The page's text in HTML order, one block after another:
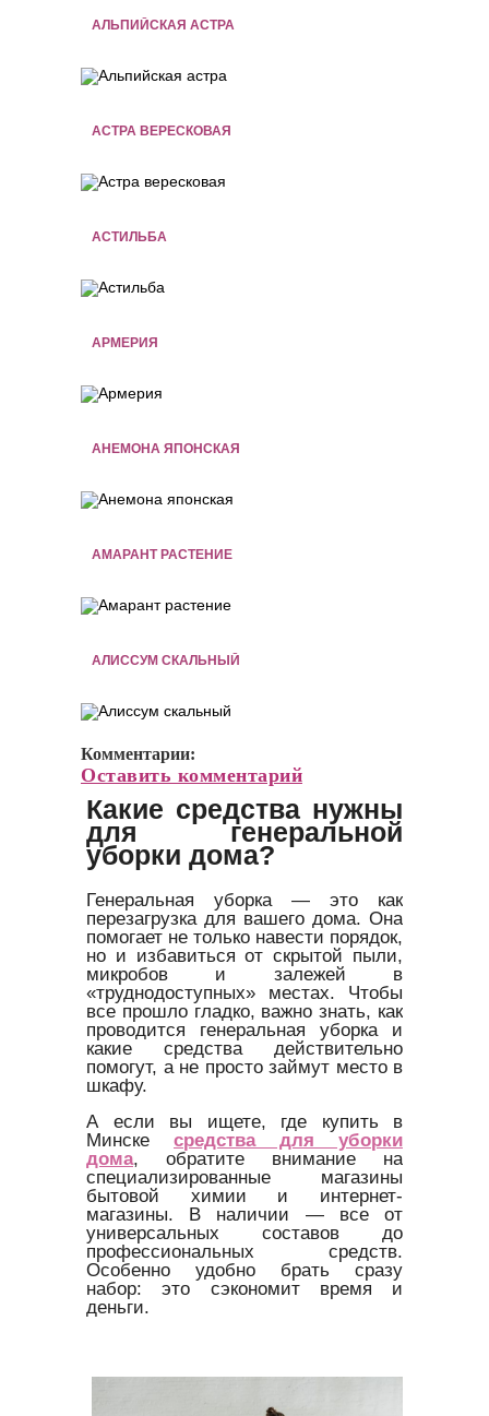
АЛЬПИЙСКАЯ АСТРА
АСТРА ВЕРЕСКОВАЯ
АСТИЛЬБА
АРМЕРИЯ
АНЕМОНА ЯПОНСКАЯ
АМАРАНТ РАСТЕНИЕ
АЛИССУМ СКАЛЬНЫЙ
Комментарии:
Оставить комментарий
Какие средства нужны
для генеральной
уборки дома?
Генеральная уборка — это как
перезагрузка для вашего дома. Она
помогает не только навести порядок,
но и избавиться от скрытой пыли,
микробов и залежей в
«труднодоступных» местах. Чтобы
все прошло гладко, важно знать, как
проводится генеральная уборка и
какие средства действительно
помогут, а не просто займут место в
шкафу.
А если вы ищете, где купить в
Минске средства для уборки
дома, обратите внимание на
специализированные магазины
бытовой химии и интернет-
магазины. В наличии — все от
универсальных составов до
профессиональных средств.
Особенно удобно брать сразу
набор: это сэкономит время и
деньги.